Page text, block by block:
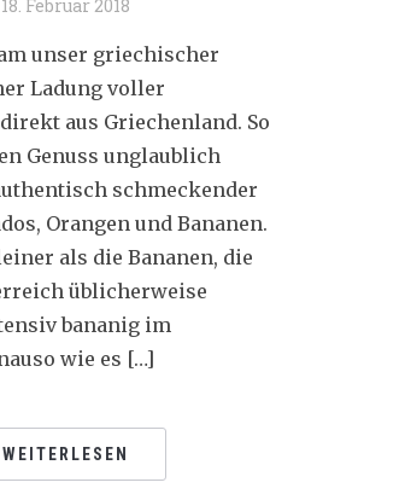
18. Februar 2018
unser griechischer
Ladung voller
aus Griechenland. So
Genuss unglaublich
schmeckender
Orangen und Bananen.
als die Bananen, die
üblicherweise
bananig im
wie es […]
WEITERLESEN